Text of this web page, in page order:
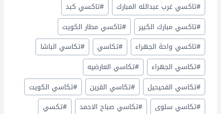
#تاكسي غرب عبدالله المبارك #تاكسي كبد
#تاكسي مبارك الكبير #تاكسي مطار الكويت
#تاكسي واحة الجهراء #تكاسي #تكاسي الباشا
#تكاسي الجهراء #تكاسي العارضيه
#تكاسي الفحيحيل #تكاسي القرين #تكاسي الكويت
#تكاسي سلوى #تكاسي صباح الاحمد #تكسي